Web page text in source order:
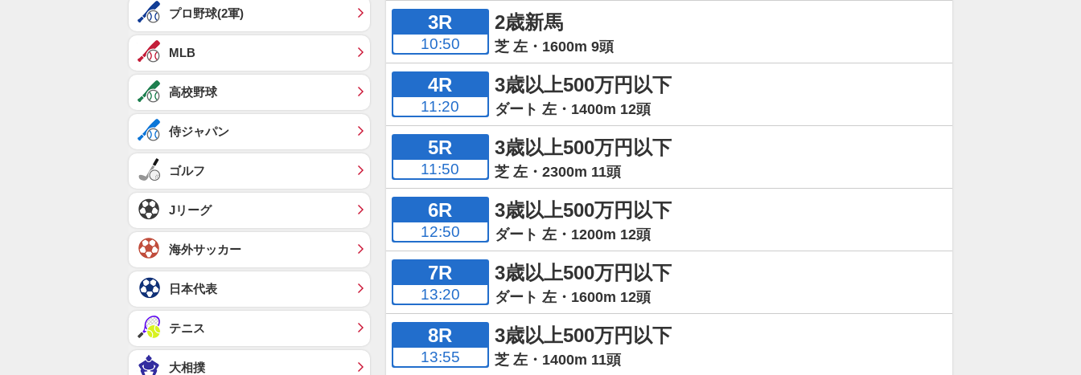
3R
10:50
2歳新馬
芝 左・1600m 9頭
4R
11:20
3歳以上500万円以下
ダート 左・1400m 12頭
5R
11:50
3歳以上500万円以下
芝 左・2300m 11頭
6R
12:50
3歳以上500万円以下
ダート 左・1200m 12頭
7R
13:20
3歳以上500万円以下
ダート 左・1600m 12頭
8R
13:55
3歳以上500万円以下
芝 左・1400m 11頭
プロ野球(2軍)
MLB
高校野球
侍ジャパン
ゴルフ
Jリーグ
海外サッカー
日本代表
テニス
大相撲